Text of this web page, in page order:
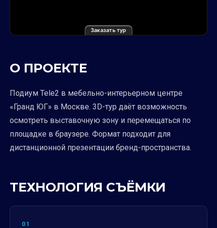
Заказать тур
О ПРОЕКТЕ
Подиум Tele2 в мебельно-интерьерном центре
«Гранд ЮГ» в Москве. 3D-тур даёт возможность
осмотреть выставочную зону и перемещаться по
площадке в браузере. Формат подходит для
дистанционной презентации бренд-пространства.
ТЕХНОЛОГИЯ СЪЁМКИ
01